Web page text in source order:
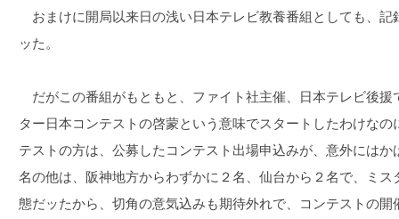
おまけに開局以来日の浅い日本テレビ教養番組としても、記
ッた。
だがこの番組がもともと、ファイト社主催、日本テレビ後援
ター日本コンテストの啓蒙という意味でスタートしたわけな
テストの方は、公募したコンテスト出場申込みが、意外には
名の他は、阪神地方からわずかに２名、仙台から２名で、ミ
態だッたから、切角の意気込みも期待外れで、コンテストの